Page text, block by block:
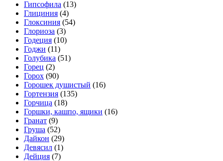
Гипсофила (13)
Глициния (4)
Глоксиния (54)
Глориоза (3)
Годеция (10)
Годжи (11)
Голубика (51)
Горец (2)
Горох (90)
Горошек душистый (16)
Гортензия (135)
Горчица (18)
Горшки, кашпо, ящики (16)
Гранат (9)
Груша (52)
Дайкон (29)
Девясил (1)
Дейция (7)